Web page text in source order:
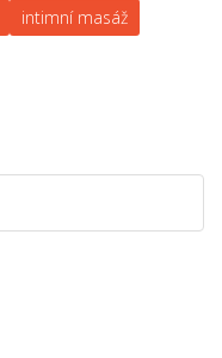
intimní masáž